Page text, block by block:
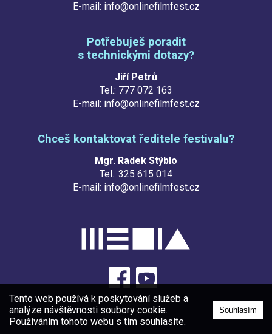
E-mail: info@onlinefilmfest.cz
Potřebuješ poradit
s technickými dotazy?
Jiří Petrů
Tel.: 777 072 163
E-mail: info@onlinefilmfest.cz
Chceš kontaktovat ředitele festivalu?
Mgr. Radek Stýblo
Tel.: 325 615 014
E-mail: info@onlinefilmfest.cz
Tento web používá k poskytování služeb a
analýze návštěvnosti soubory cookie.
Používáním tohoto webu s tím souhlasíte.
Souhlasím